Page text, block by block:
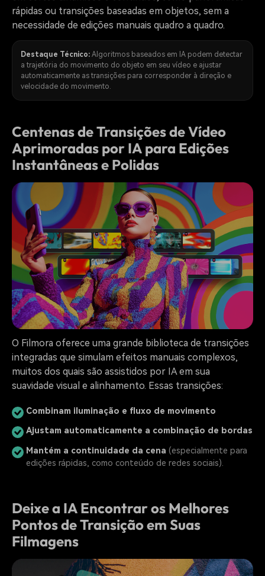
rápidas ou transições baseadas em objetos, sem a
necessidade de edições manuais quadro a quadro.
Destaque Técnico: Algoritmos baseados em IA podem detectar
a trajetória do movimento do objeto em seu vídeo e ajustar
automaticamente as transições para corresponder à direção e
velocidade do movimento.
Centenas de Transições de Vídeo
Aprimoradas por IA para Edições
Instantâneas e Polidas
O Filmora oferece uma grande biblioteca de transições
integradas que simulam efeitos manuais complexos,
muitos dos quais são assistidos por IA em sua
suavidade visual e alinhamento. Essas transições:
Combinam iluminação e fluxo de movimento
Ajustam automaticamente a combinação de bordas
Mantém a continuidade da cena (especialmente para
edições rápidas, como conteúdo de redes sociais).
Deixe a IA Encontrar os Melhores
Pontos de Transição em Suas
Filmagens